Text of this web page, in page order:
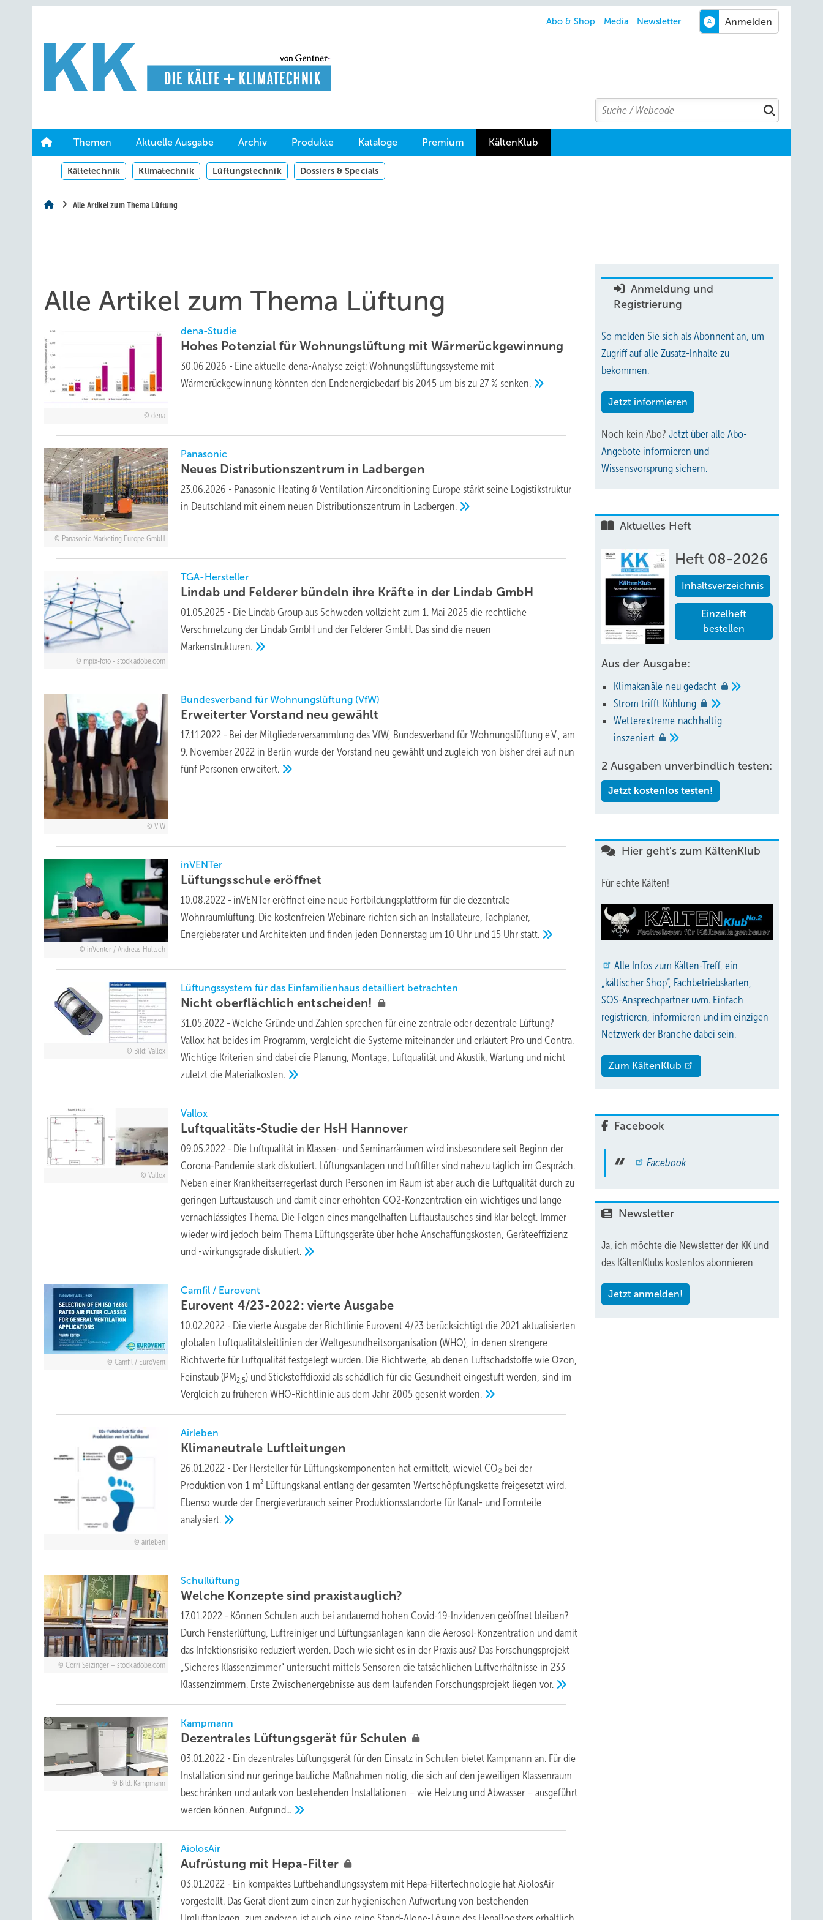
Hauptinhalt
Hauptmenü
Abo & Shop Media Newsletter
Search
Suchen
Themen Aktuelle Ausgabe Archiv Produkte Kataloge Premium KältenKlub
Kältetechnik Klimatechnik Lüftungstechnik Dossiers & Specials
Alle Artikel zum Thema Lüftung
Alle Artikel zum Thema Lüftung
dena
dena-Studie
Hohes Potenzial für Woh­nungs­lüf­tung mitWär­me­rück­ge­win­nung
30.06.2026 - Eine aktuelle dena-Analyse zeigt: Wohnungslüftungssysteme mit
Wärmerückgewinnung könnten den Endenergiebedarf bis 2045 um bis zu 27 %senken.
Panasonic Marketing Europe GmbH
Panasonic
Neues Distributionszentrum in ­Ladbergen
23.06.2026 - Panasonic Heating & Ventilation Air­con­di­tio­ning Europe stärkt seine Logis­tik­struk­tur
in Deutsch­land mit einem neuen Dis­tri­bu­tions­zent­rum in Ladbergen.
mpix-foto - stock.adobe.com
TGA-Hersteller
Lindab und Felderer bündeln ihre Kräfte in der Lindab GmbH
01.05.2025 - Die Lindab Group aus Schweden vollzieht zum 1. Mai 2025 die rechtliche
Verschmelzung der Lindab GmbH und der Felderer GmbH. Das sind die neuen
Markenstrukturen.
VfW
Bundesverband für Wohnungslüftung (VfW)
Erweiterter Vorstand neugewählt
17.11.2022 - Bei der Mitgliederversammlung des VfW, Bundesverband für Wohnungslüftung e.V., am
9. November 2022 in Berlin wurde der Vorstand neu gewählt und zugleich von bisher drei auf nun
fünf Personenerweitert.
inVenter / Andreas Hultsch
inVENTer
Lüftungsschuleeröffnet
10.08.2022 - inVENTer eröffnet eine neue Fortbildungsplattform für die dezentrale
Wohnraumlüftung. Die kostenfreien Webinare richten sich an Installateure, Fachplaner,
Energieberater und Architekten und finden jeden Donnerstag um 10 Uhr und 15 Uhrstatt.
Bild: Vallox
Lüftungssystem für das Einfamilienhaus detailliert betrachten
Nicht oberflächlichentscheiden!
31.05.2022 - Welche Gründe und Zahlen sprechen für eine zentrale oder dezentrale Lüftung?
Vallox hat beides im Programm, vergleicht die Systeme miteinander und erläutert Pro und Contra.
Wichtige Kriterien sind dabei die Planung, Montage, Luftqualität und Akustik, Wartung und nicht
zuletzt die Materialkosten.
Vallox
Vallox
Luftqualitäts-Studie der HsH Hannover
09.05.2022 - Die Luftqualität in Klassen- und Seminarräumen wird insbesondere seit Beginn der
Corona-Pandemie stark diskutiert. Lüftungsanlagen und Luftfilter sind nahezu täglich im Gespräch.
Neben einer Krankheitserregerlast durch Personen im Raum ist aber auch die Luftqualität durch zu
geringen Luftaustausch und damit einer erhöhten CO2-Konzentration ein wichtiges und lange
vernachlässigtes Thema. Die Folgen eines mangelhaften Luftaustausches sind klar belegt. Immer
wieder wird jedoch beim Thema Lüftungsgeräte über hohe Anschaffungskosten, Geräteeffizienz
und -wirkungsgradediskutiert.
Camfil / EuroVent
Camfil / Eurovent
Eurovent 4/23-2022: vierte Ausgabe
10.02.2022 - Die vierte Ausgabe der Richtlinie Eurovent 4/23 berücksichtigt die 2021 aktualisierten
globalen Luftqualitätsleitlinien der Weltgesundheitsorganisation (WHO), in denen strengere
Richtwerte für Luftqualität festgelegt wurden. Die Richtwerte, ab denen Luftschadstoffe wie Ozon,
Feinstaub (PM2,5) und Stickstoffdioxid als schädlich für die Gesundheit eingestuft werden, sind im
Vergleich zu früheren WHO-Richtlinie aus dem Jahr 2005 gesenktworden.
airleben
Airleben
Klimaneutrale Luftleitungen
26.01.2022 - Der Hersteller für Lüftungskomponenten hat ermittelt, wieviel CO₂ bei der
Produktion von 1 m² Lüftungskanal entlang der gesamten Wertschöpfungskette freigesetzt wird.
Ebenso wurde der Energieverbrauch seiner Produktionsstandorte für Kanal- und Formteile
analysiert.
Corri Seizinger – stock.adobe.com
Schullüftung
Welche Konzepte sind praxistauglich?
17.01.2022 - Können Schulen auch bei andauernd hohen Covid-19-Inzidenzen geöffnet bleiben?
Durch Fensterlüftung, Luftreiniger und Lüftungsanlagen kann die Aerosol-Konzentration und damit
das Infektionsrisiko reduziert werden. Doch wie sieht es in der Praxis aus? Das Forschungsprojekt
„Sicheres Klassenzimmer“ untersucht mittels Sensoren die tatsächlichen Luftverhältnisse in 233
Klassenzimmern. Erste Zwischenergebnisse aus dem laufenden Forschungsprojekt liegenvor.
Bild: Kampmann
Kampmann
Dezentrales Lüftungsgerät für Schulen
03.01.2022 - Ein dezentrales Lüftungsgerät für den Einsatz in Schulen bietet Kampmann an. Für die
Installation sind nur geringe bauliche Maßnahmen nötig, die sich auf den jeweiligen Klassenraum
beschränken und autark von bestehenden Installationen – wie Heizung und Abwasser – ausgeführt
werden können.Aufgrund...
AiolosAir
Aufrüstung mit Hepa-Filter
03.01.2022 - Ein kompaktes Luftbehandlungssystem mit Hepa-Filtertechnologie hat AiolosAir
vorgestellt. Das Gerät dient zum einen zur hygienischen Aufwertung von bestehenden
Anmeldung und
Registrierung
So melden Sie sich als Abonnent an, um
Zugriff auf alle Zusatz-Inhalte zu
bekommen.
Jetzt informieren
Noch kein Abo? Jetzt über alle Abo-
Angebote informieren und
Wissensvorsprung sichern.
Aktuelles Heft
Heft 08-2026
Inhaltsverzeichnis
Einzelheft
bestellen
Aus der Ausgabe:
Klimakanäle neugedacht
Strom trifft Kühlung
Wetterextreme nachhaltig
inszeniert
2 Ausgaben unverbindlich testen:
Jetzt kostenlos testen!
Hier geht's zum KältenKlub
Für echte Kälten!
Alle Infos zum Kälten-Treff, ein
„kältischer Shop“, Fachbetriebskarten,
SOS-Ansprechpartner uvm. Einfach
registrieren, informieren und im einzigen
Netzwerk der Branche dabei sein.
Zum KältenKlub
Facebook
Facebook
Newsletter
Ja, ich möchte die Newsletter der KK und
des KältenKlubs kostenlos abonnieren
Jetzt anmelden!